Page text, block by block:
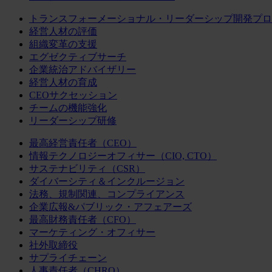
トランスフォーメーショナル・リーダーシップ開発プ
経営人材の評価
組織変革の支援
エグゼクティブサーチ
企業統治アドバイザリー
経営人材の育成
CEOサクセッション
チームの機能強化
リーダーシップ研修
最高経営責任者（CEO）
情報テクノロジーオフィサー（CIO, CTO）
サステナビリティ（CSR）
ダイバーシティ＆インクルージョン
法務、規制関連、コンプライアンス
企業広報&パブリック・アフェアーズ
最高財務責任者（CFO）
マーケティング・オフィサー
社外取締役
サプライチェーン